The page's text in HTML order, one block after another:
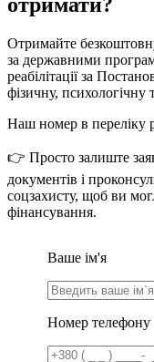
отримати?
Отримайте
за державними
реабілітації за
фізичну, психологічну
Наш номер в переліку
👉 Просто залиште
документів і
соцзахисту, щоб ви
фінансування.
Ваше ім'я
Номер телефону